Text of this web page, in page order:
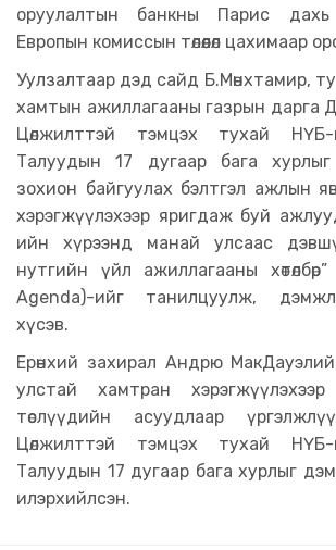
оруулалтын банкны Парис
Европын комиссын төлөөлөл цахимаар
Уулзалтаар дэд сайд Б.Мөнхтамир,
хамтын ажиллагааны газрын дарга
Цөлжилттэй тэмцэх тухай
Талуудын 17 дугаар бага
зохион байгуулах бэлтгэл ажлын
хэрэгжүүлэхээр яригдаж буй
ийн хүрээнд манай улсаас
нутгийн үйл ажиллагааны
Agenda)-ийг танилцуулж,
хүсэв.
Ерөнхий захирал Андрю
улстай хамтран
төслүүдийн асуудлаар
Цөлжилттэй тэмцэх тухай
Талуудын 17 дугаар бага хурлыг
илэрхийлсэн.